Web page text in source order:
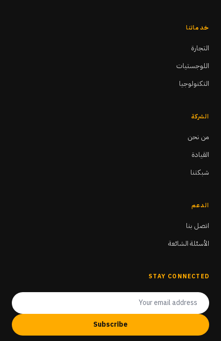
خدماتنا
التجارة
اللوجستيات
التكنولوجيا
الشركة
من نحن
القيادة
شبكتنا
الدعم
اتصل بنا
الأسئلة الشائعة
STAY CONNECTED
Subscribe